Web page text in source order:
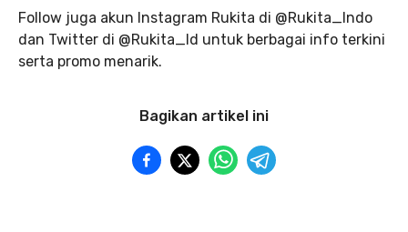
Follow juga akun Instagram Rukita di @Rukita_Indo
dan Twitter di @Rukita_Id untuk berbagai info terkini
serta promo menarik.
Bagikan artikel ini